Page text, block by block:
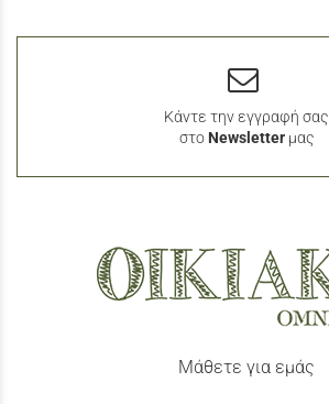
Κάντε την εγγραφή σας
στο Newsletterμας
Μάθετε για εμάς